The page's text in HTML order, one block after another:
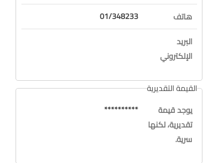
هاتف
01/348233
البريد
الإلكتروني
القيمة التقديرية
يوجد قيمة
تقديرية، لكنها
سرية.
**********